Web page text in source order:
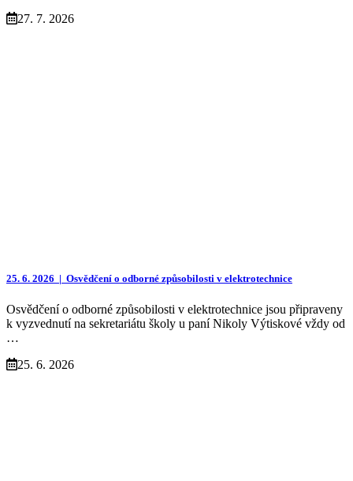
27. 7. 2026
25. 6. 2026 | Osvědčení o odborné způsobilosti v elektrotechnice
Osvědčení o odborné způsobilosti v elektrotechnice jsou připraveny
k vyzvednutí na sekretariátu školy u paní Nikoly Výtiskové vždy od
…
25. 6. 2026